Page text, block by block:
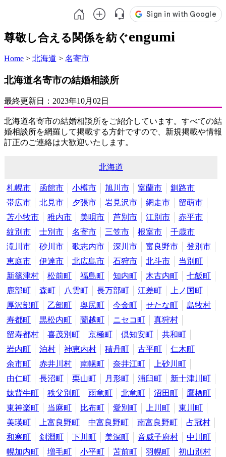
尊敬し合える関係を紡ぐengumi
Home > 北海道 > 名寄市
北海道名寄市の結婚相談所
最終更新日： 2023年10月02日
北海道名寄市の結婚相談所をご紹介しています。すべての結
婚相談所を網羅して掲載する方針ですので、新規掲載や情報
訂正のご連絡は大歓迎いたします。
北海道
札幌市 函館市 小樽市 旭川市 室蘭市
釧路市
帯広市
北見市 夕張市 岩見沢市 網走市
留萌市
苫小牧市
稚内市 美唄市 芦別市 江別市
赤平市
紋別市
士別市 名寄市 三笠市 根室市
千歳市
滝川市
砂川市 歌志内市 深川市 富良野市
登別市
恵庭市
伊達市 北広島市 石狩市 北斗市
当別町
新篠津村
松前町 福島町 知内町 木古内町
七飯町
鹿部町
森町 八雲町 長万部町 江差町
上ノ国町
厚沢部町
乙部町 奥尻町 今金町 せたな町
島牧村
寿都町
黒松内町 蘭越町 ニセコ町
真狩村
留寿都村
喜茂別町 京極町 倶知安町
共和町
岩内町
泊村 神恵内村 積丹町 古平町
仁木町
余市町
赤井川村 南幌町 奈井江町
上砂川町
由仁町
長沼町 栗山町 月形町 浦臼町
新十津川町
妹背牛町
秩父別町 雨竜町 北竜町 沼田町
鷹栖町
東神楽町
当麻町 比布町 愛別町 上川町
東川町
美瑛町
上富良野町 中富良野町 南富良野町
占冠村
和寒町
剣淵町 下川町 美深町 音威子府村
中川町
幌加内町
増毛町 小平町 苫前町 羽幌町
初山別村